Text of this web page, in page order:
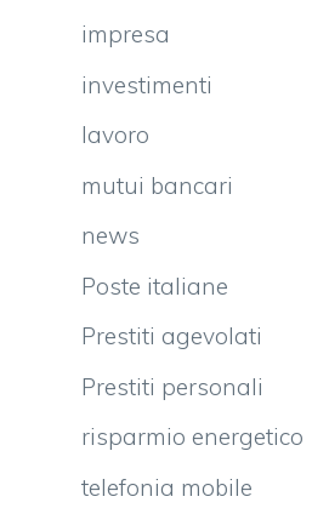
impresa
investimenti
lavoro
mutui bancari
news
Poste italiane
Prestiti agevolati
Prestiti personali
risparmio energetico
telefonia mobile